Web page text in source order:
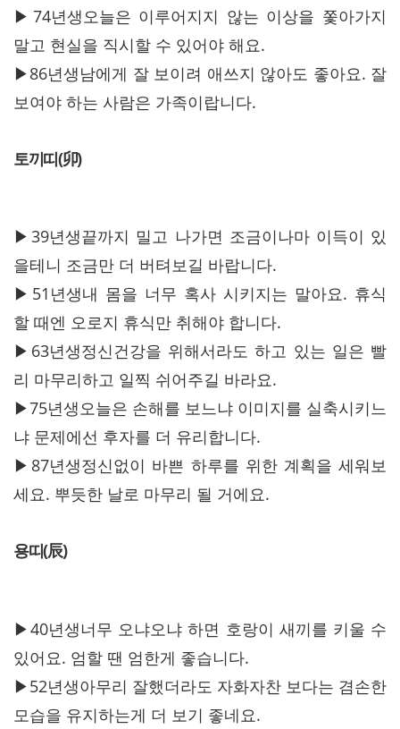
▶74년생오늘은 이루어지지 않는 이상을 쫓아가지
말고 현실을 직시할 수 있어야 해요.
▶86년생남에게 잘 보이려 애쓰지 않아도 좋아요. 잘
보여야 하는 사람은 가족이랍니다.
토끼띠(卯)
▶39년생끝까지 밀고 나가면 조금이나마 이득이 있
을테니 조금만 더 버텨보길 바랍니다.
▶51년생내 몸을 너무 혹사 시키지는 말아요. 휴식
할 때엔 오로지 휴식만 취해야 합니다.
▶63년생정신건강을 위해서라도 하고 있는 일은 빨
리 마무리하고 일찍 쉬어주길 바라요.
▶75년생오늘은 손해를 보느냐 이미지를 실축시키느
냐 문제에선 후자를 더 유리합니다.
▶87년생정신없이 바쁜 하루를 위한 계획을 세워보
세요. 뿌듯한 날로 마무리 될 거에요.
용띠(辰)
▶40년생너무 오냐오냐 하면 호랑이 새끼를 키울 수
있어요. 엄할 땐 엄한게 좋습니다.
▶52년생아무리 잘했더라도 자화자찬 보다는 겸손한
모습을 유지하는게 더 보기 좋네요.